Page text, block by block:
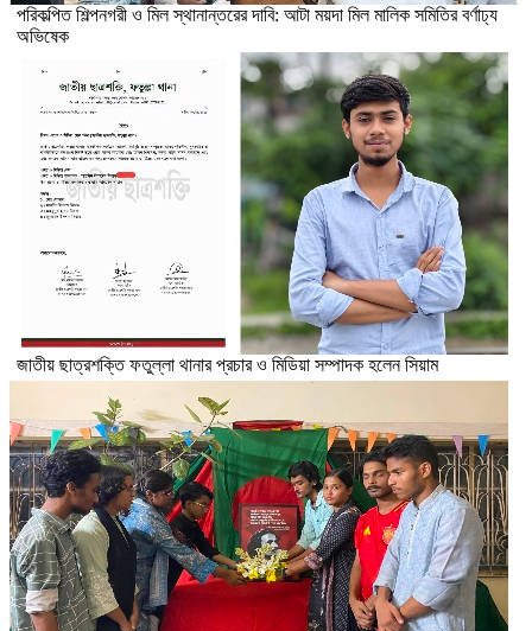
পরিকল্পিত শিল্পনগরী ও মিল স্থানান্তরের দাবি: আটা ময়দা মিল মালিক সমিতির বর্ণাঢ্য
অভিষেক
জাতীয় ছাত্রশক্তি ফতুল্লা থানার প্রচার ও মিডিয়া সম্পাদক হলেন সিয়াম